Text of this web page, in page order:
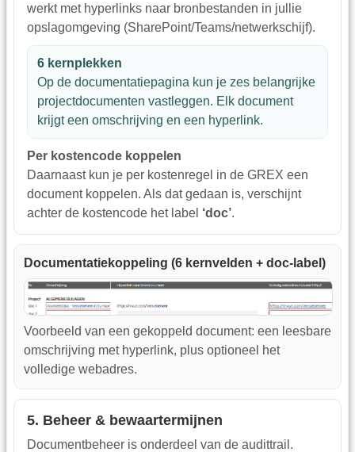
werkt met hyperlinks naar bronbestanden in jullie
opslagomgeving (SharePoint/Teams/netwerkschijf).
6 kernplekken
Op de documentatiepagina kun je zes belangrijke
projectdocumenten vastleggen. Elk document
krijgt een omschrijving en een hyperlink.
Per kostencode koppelen
Daarnaast kun je per kostenregel in de GREX een
document koppelen. Als dat gedaan is, verschijnt
achter de kostencode het label ‘doc’.
Documentatiekoppeling (6 kernvelden + doc-label)
Voorbeeld van een gekoppeld document: een leesbare
omschrijving met hyperlink, plus optioneel het
volledige webadres.
5. Beheer & bewaartermijnen
Documentbeheer is onderdeel van de audittrail.